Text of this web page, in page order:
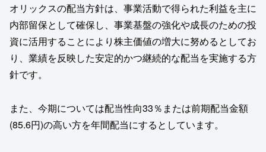
オリックスの配当方針は、事業活動で得られた利益を主に
内部留保として確保し、事業基盤の強化や成長のための投
資に活用することにより株主価値の増大に努めるとしてお
り、業績を反映した安定的かつ継続的な配当を実施する方
針です。
また、今期については配当性向33％または前期配当金額
(85.6円)の高い方を年間配当にするとしています。